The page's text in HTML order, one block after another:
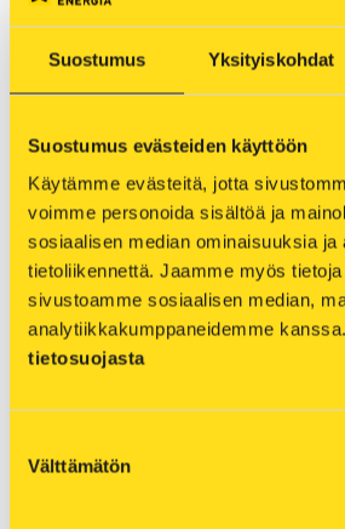
Suostumus Yksityiskohdat
Suostumus evästeiden käyttöön
Käytämme evästeitä, jotta
voimme personoida sisältöä ja
sosiaalisen median ominaisuuksia ja
tietoliikennettä. Jaamme myös
sivustoamme sosiaalisen median,
analytiikkakumppaneidemme kanssa.
tietosuojasta
valinta
Välttämätön
Ajankohtaiset tiedot käynnissä
työmaakartoistamme, joissa voit
työmaiden turvallisuudesta,
muista jakeluverkkoihin liittyvistä
Häiriökartassa näkyvät sekä
ajankohtaiset jakeluhäiriöt.
>Häiriö- ja työmaakartat